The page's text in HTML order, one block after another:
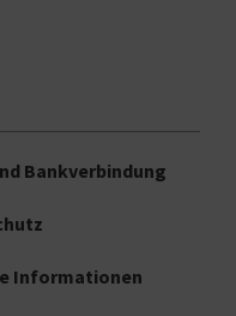
Bankverbindung
Informationen